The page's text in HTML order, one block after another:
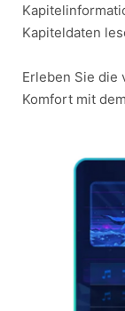
Kapiteldaten
Erleben Sie die
Komfort mit